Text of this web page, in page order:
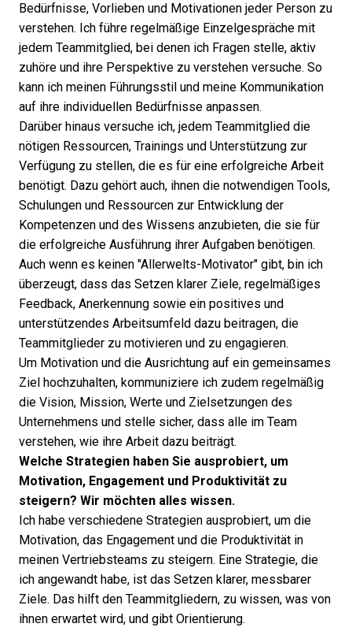
Bedürfnisse, Vorlieben und Motivationen jeder Person zu
verstehen. Ich führe regelmäßige Einzelgespräche mit
jedem Teammitglied, bei denen ich Fragen stelle, aktiv
zuhöre und ihre Perspektive zu verstehen versuche. So
kann ich meinen Führungsstil und meine Kommunikation
auf ihre individuellen Bedürfnisse anpassen.
Darüber hinaus versuche ich, jedem Teammitglied die
nötigen Ressourcen, Trainings und Unterstützung zur
Verfügung zu stellen, die es für eine erfolgreiche Arbeit
benötigt. Dazu gehört auch, ihnen die notwendigen Tools,
Schulungen und Ressourcen zur Entwicklung der
Kompetenzen und des Wissens anzubieten, die sie für
die erfolgreiche Ausführung ihrer Aufgaben benötigen.
Auch wenn es keinen "Allerwelts-Motivator" gibt, bin ich
überzeugt, dass das Setzen klarer Ziele, regelmäßiges
Feedback, Anerkennung sowie ein positives und
unterstützendes Arbeitsumfeld dazu beitragen, die
Teammitglieder zu motivieren und zu engagieren.
Um Motivation und die Ausrichtung auf ein gemeinsames
Ziel hochzuhalten, kommuniziere ich zudem regelmäßig
die Vision, Mission, Werte und Zielsetzungen des
Unternehmens und stelle sicher, dass alle im Team
verstehen, wie ihre Arbeit dazu beiträgt.
Welche Strategien haben Sie ausprobiert, um
Motivation, Engagement und Produktivität zu
steigern? Wir möchten alles wissen.
Ich habe verschiedene Strategien ausprobiert, um die
Motivation, das Engagement und die Produktivität in
meinen Vertriebsteams zu steigern. Eine Strategie, die
ich angewandt habe, ist das Setzen klarer, messbarer
Ziele. Das hilft den Teammitgliedern, zu wissen, was von
ihnen erwartet wird, und gibt Orientierung.